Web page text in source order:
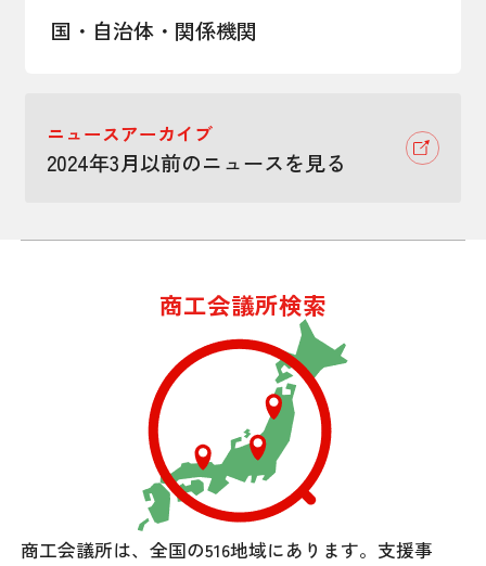
国・自治体・関係機関
ニュースアーカイブ
2024年3月以前のニュースを見る
商工会議所検索
商工会議所は、全国の516地域にあります。 支援事